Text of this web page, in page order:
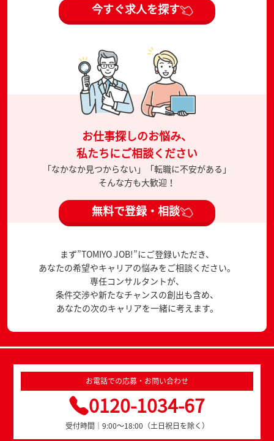
今すぐ求人を探す
お仕事探しのお悩み、
私たちにご相談ください
「なかなか見つからない」「転職に不安がある」
そんな方も大歓迎！
無料で登録・相談
まず”TOMIYO JOB!”にご登録いただき、
あなたの希望やキャリアの悩みをご相談ください。
専任コンサルタントが、
条件交渉や新たなチャンスの創出も含め、
あなたの次のキャリアを一緒に考えます。
お電話での応募・お問い合わせ
0120-1034-67
受付時間｜9:00～18:00（土日祝日を除く）